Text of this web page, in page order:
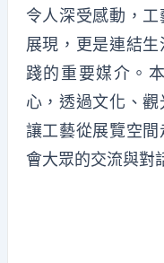
令人深受感動，
展現，更是連結
踐的重要媒介。
心，透過文化、觀
讓工藝從展覽空
會大眾的交流與對